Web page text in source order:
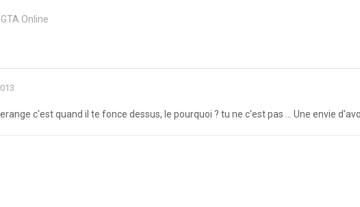
GTA Online
c'est quand il te fonce dessus, le pourquoi ? tu ne c'est pas ... Une envie